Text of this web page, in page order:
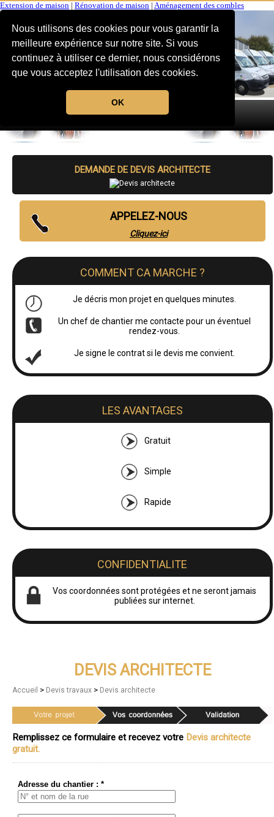
Nous utilisons des cookies pour vous garantir la
meilleure expérience sur notre site. Si vous
continuez à utiliser ce dernier, nous considérons
que vous acceptez l'utilisation des cookies.
OK
Extension de maison Rénovation de maison Aménagement des combles
MENU
DEMANDE DE DEVIS ARCHITECTE
APPELEZ-NOUS
Cliquez-ici
COMMENT CA MARCHE ?
Je décris mon projet en quelques minutes.
Un chef de chantier me contacte pour un éventuel
rendez-vous.
Je signe le contrat si le devis me convient.
LES AVANTAGES
Gratuit
Simple
Rapide
CONFIDENTIALITE
Vos coordonnées sont protégées et ne seront jamais
publiées sur internet.
DEVIS ARCHITECTE
Accueil > Devis travaux > Devis architecte
Remplissez ce formulaire et recevez votre Devis architecte
gratuit.
Adresse du chantier : *